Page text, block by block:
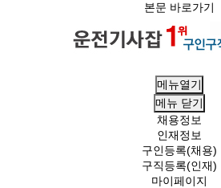
본문 바로가기
메뉴열기
메뉴 닫기
채용정보
인재정보
구인등록(채용)
구직등록(인재)
마이페이지